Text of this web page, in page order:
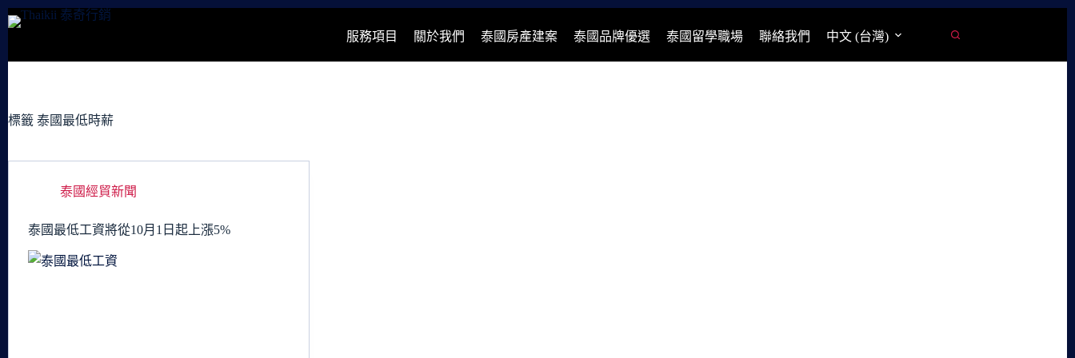
跳
容
服務項目 關於我們 泰國房產建案 泰國品牌優選 泰國留學職場 聯絡我們 中文 (台灣)
標籤 泰國最低時薪
泰國經貿新聞
泰國最低工資將從10月1日起上漲5%